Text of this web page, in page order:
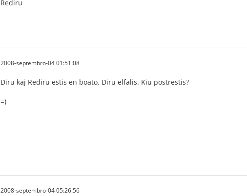
Rediru
2008-septembro-04 01:51:08
Diru kaj Rediru estis en boato. Diru elfalis. Kiu postrestis?
=)
2008-septembro-04 05:26:56